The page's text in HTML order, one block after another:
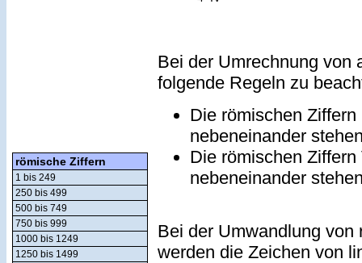
römische Ziffern
1 bis 249
250 bis 499
500 bis 749
750 bis 999
1000 bis 1249
1250 bis 1499
Bei der Umrechnung von
folgende Regeln zu
Die römischen
nebeneinander
Die römischen
nebeneinander
Bei der Umwandlung von
werden die Zeichen von